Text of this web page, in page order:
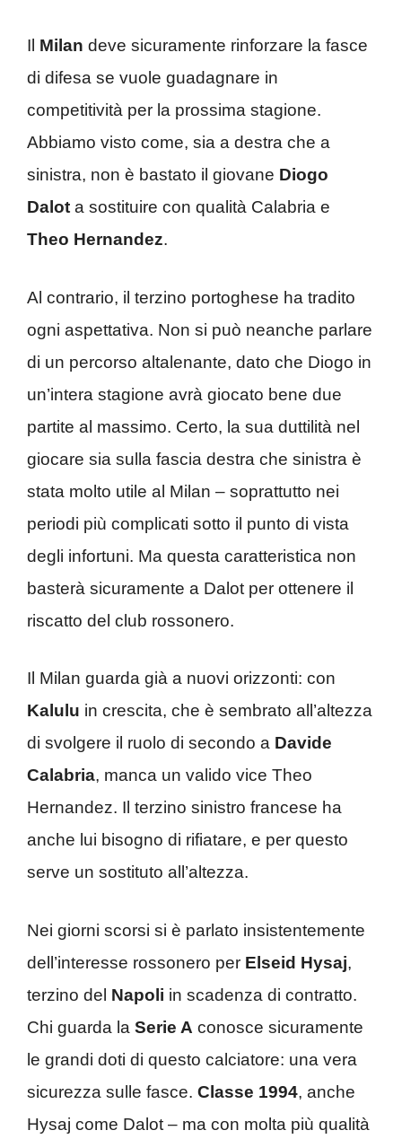
Il Milan deve sicuramente rinforzare la fasce
di difesa se vuole guadagnare in
competitività per la prossima stagione.
Abbiamo visto come, sia a destra che a
sinistra, non è bastato il giovane Diogo
Dalot a sostituire con qualità Calabria e
Theo Hernandez.
Al contrario, il terzino portoghese ha tradito
ogni aspettativa. Non si può neanche parlare
di un percorso altalenante, dato che Diogo in
un’intera stagione avrà giocato bene due
partite al massimo. Certo, la sua duttilità nel
giocare sia sulla fascia destra che sinistra è
stata molto utile al Milan – soprattutto nei
periodi più complicati sotto il punto di vista
degli infortuni. Ma questa caratteristica non
basterà sicuramente a Dalot per ottenere il
riscatto del club rossonero.
Il Milan guarda già a nuovi orizzonti: con
Kalulu in crescita, che è sembrato all’altezza
di svolgere il ruolo di secondo a Davide
Calabria, manca un valido vice Theo
Hernandez. Il terzino sinistro francese ha
anche lui bisogno di rifiatare, e per questo
serve un sostituto all’altezza.
Nei giorni scorsi si è parlato insistentemente
dell’interesse rossonero per Elseid Hysaj,
terzino del Napoli in scadenza di contratto.
Chi guarda la Serie A conosce sicuramente
le grandi doti di questo calciatore: una vera
sicurezza sulle fasce. Classe 1994, anche
Hysaj come Dalot – ma con molta più qualità